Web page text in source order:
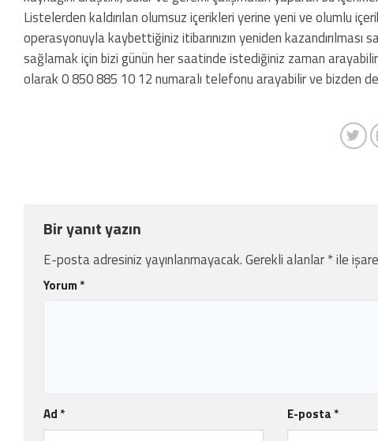
Listelerden kaldırılan olumsuz içerikleri yerine yeni ve olumlu
operasyonuyla kaybettiğiniz itibarınızın yeniden
sağlamak için bizi günün her saatinde istediğiniz zaman
olarak 0 850 885 10 12 numaralı telefonu arayabilir ve bizden
Bir yanıt yazın
E-posta adresiniz yayınlanmayacak.Gerekli alanlar*ile
Yorum *
Ad * E-posta *